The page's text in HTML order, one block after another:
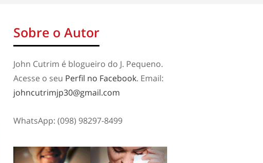
Sobre o Autor
John Cutrim é blogueiro do J. Pequeno.
Acesse o seu Perfil no Facebook. Email:
johncutrimjp30@gmail.com
WhatsApp: (098) 98297-8499